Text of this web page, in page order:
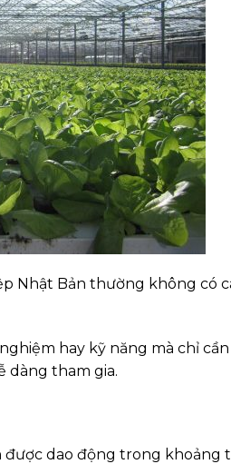
Nhật Bản thường không có
hay kỹ năng mà chỉ cần
dàng tham gia.
được dao động trong khoảng